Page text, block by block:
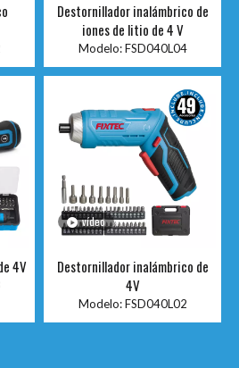
Destornillador inalámbrico de
iones de litio de 4 V
Modelo: FSD040L04
4V
vídeo
Destornillador inalámbrico de
4V
Modelo: FSD040L02